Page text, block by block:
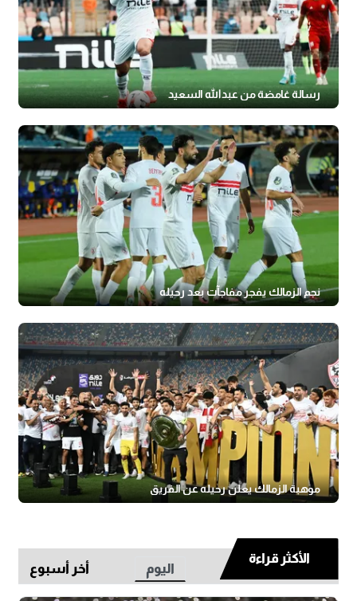
رسالة غامضة من عبدالله السعيد
نجم الزمالك يفجر مفاجآت بعد رحيله
موهبة الزمالك يعلن رحيله عن الفريق
الأكثر قراءة
اليوم أخر أسبوع